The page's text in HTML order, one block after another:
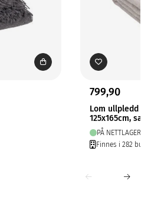
799,90
Lom ullpledd
125x165cm, sand
PÅ NETTLAGER
Finnes i 282